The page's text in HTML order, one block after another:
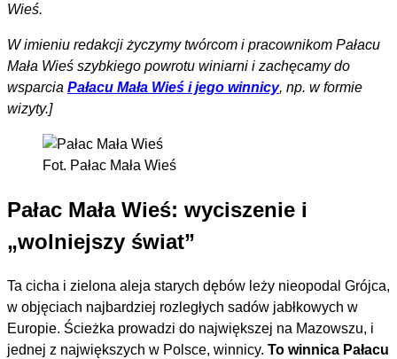
Wieś.
W imieniu redakcji życzymy twórcom i pracownikom Pałacu
Mała Wieś szybkiego powrotu winiarni i zachęcamy do
wsparcia Pałacu Mała Wieś i jego winnicy, np. w formie
wizyty.]
Fot. Pałac Mała Wieś
Pałac Mała Wieś: wyciszenie i
„wolniejszy świat”
Ta cicha i zielona aleja starych dębów leży nieopodal Grójca,
w objęciach najbardziej rozległych sadów jabłkowych w
Europie. Ścieżka prowadzi do największej na Mazowszu, i
jednej z największych w Polsce, winnicy. To winnica Pałacu